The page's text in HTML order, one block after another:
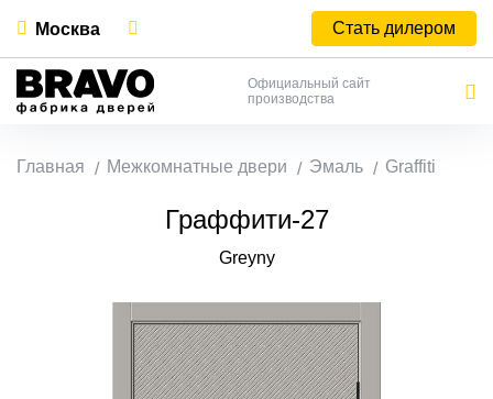
Москва Стать дилером
Официальный сайт
производства
Главная Межкомнатные двери Эмаль Graffiti
Граффити-27
Greyny